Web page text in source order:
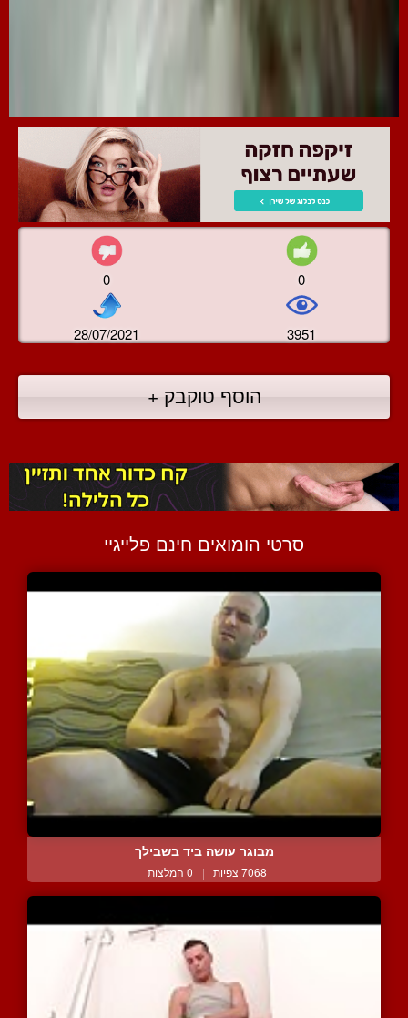
0 0
28/07/2021 3951
הוסף טוקבק +
סרטי הומואים חינם פלייגיי
מבוגר עושה ביד בשבילך
7068 צפיות | 0 המלצות